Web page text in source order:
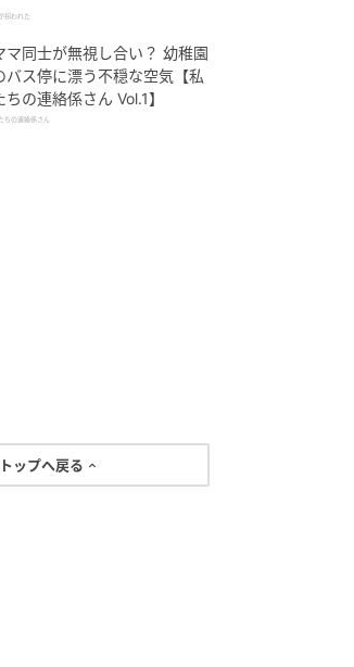
拐われた
マ同士が無視し合い？ 幼稚園
バス停に漂う不穏な空気【私
ちの連絡係さん Vol.1】
ちの連絡係さん
ップへ戻る